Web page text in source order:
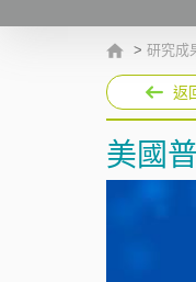
> 研究成
返
美國